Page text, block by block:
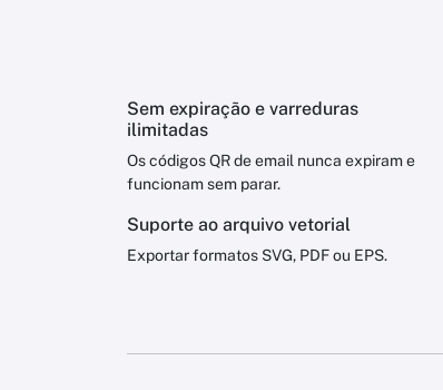
Sem expiração e varreduras
ilimitadas
Os códigos QR de email nunca expiram e
funcionam sem parar.
Suporte ao arquivo vetorial
Exportar formatos SVG, PDF ou EPS.